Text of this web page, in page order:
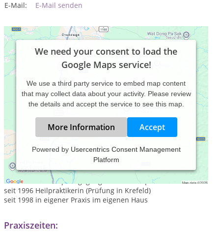
E-Mail:
E-Mail senden
We need your consent to load the
Google Maps service!
We use a third party service to embed map content
that may collect data about your activity. Please review
the details and accept the service to see this map.
More Information Accept
Powered by Usercentrics Consent Management
Platform
Alter: 59 Jahre
Familienstand: 37 Jahre verheiratet, 2 erwachsene Kinder
Berufsbild: Sozialpädagogin grad. heute diplomiert
seit 1996 Heilpraktikerin (Prüfung in Krefeld)
seit 1998 in eigener Praxis im eigenen Haus
Praxiszeiten: